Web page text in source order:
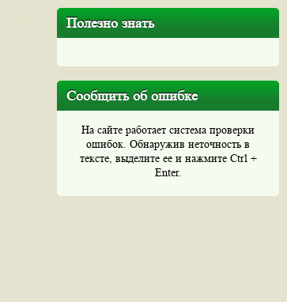
Полезно знать
Сообщить об ошибке
На сайте работает система проверки
ошибок. Обнаружив неточность в
тексте, выделите ее и нажмите Ctrl +
Enter.